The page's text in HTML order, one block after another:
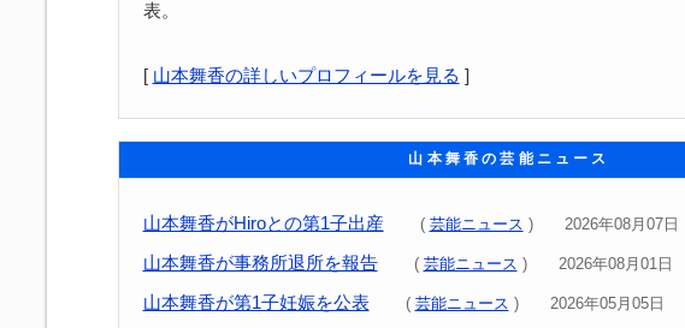
表。
[ 山本舞香の詳しいプロフィールを見る ]
山本舞香の芸能ニュース
山本舞香がHiroとの第1子出産 ( 芸能ニュース ) 2026年08月07日
山本舞香が事務所退所を報告 ( 芸能ニュース ) 2026年08月01日
山本舞香が第1子妊娠を公表 ( 芸能ニュース ) 2026年05月05日